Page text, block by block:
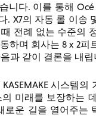
니다. 이를 통해
. X7의 자동 롤 이송
전례 없는 수준의
하며 회사는 8 x 2피
과 같이 결론을 내립
시스템의
미래를 보장하는
운 길을 열어주는